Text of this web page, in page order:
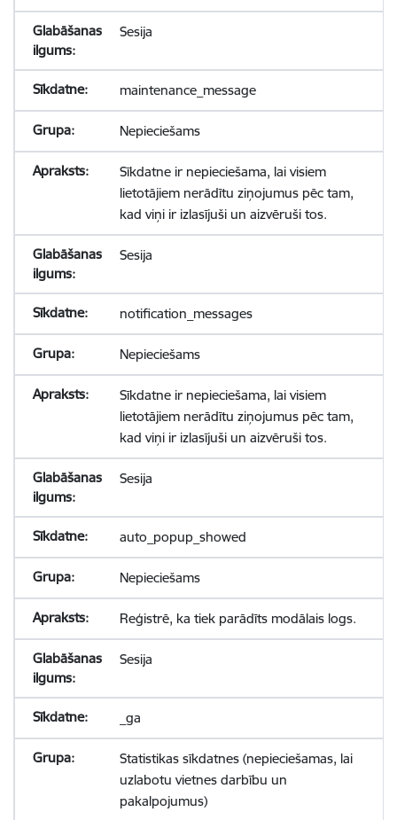
Sesija
maintenance_message
Nepieciešams
Sīkdatne ir nepieciešama, lai visiem
lietotājiem nerādītu ziņojumus pēc tam,
kad viņi ir izlasījuši un aizvēruši tos.
Sesija
notification_messages
Nepieciešams
Sīkdatne ir nepieciešama, lai visiem
lietotājiem nerādītu ziņojumus pēc tam,
kad viņi ir izlasījuši un aizvēruši tos.
Sesija
auto_popup_showed
Nepieciešams
Reģistrē, ka tiek parādīts modālais logs.
Sesija
_ga
Statistikas sīkdatnes (nepieciešamas, lai
uzlabotu vietnes darbību un
pakalpojumus)